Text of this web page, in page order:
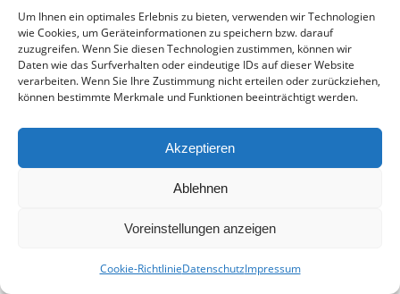
Um Ihnen ein optimales Erlebnis zu bieten, verwenden wir Technologien
wie Cookies, um Geräteinformationen zu speichern bzw. darauf
zuzugreifen. Wenn Sie diesen Technologien zustimmen, können wir
Daten wie das Surfverhalten oder eindeutige IDs auf dieser Website
verarbeiten. Wenn Sie Ihre Zustimmung nicht erteilen oder zurückziehen,
können bestimmte Merkmale und Funktionen beeinträchtigt werden.
Akzeptieren
Ablehnen
Voreinstellungen anzeigen
Cookie-RichtlinieDatenschutzImpressum
höher Erdgas- und Heizölpreise sind, desto
mehr sparen Sie über einen längeren
Zeitraum.
Solarthermie
Suchen: